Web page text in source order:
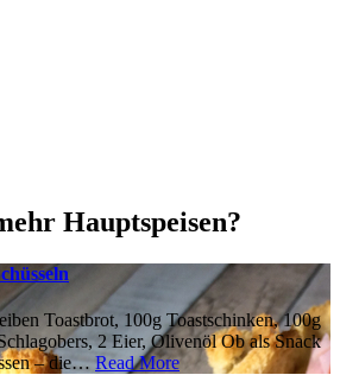
Hauptspeisen?
Toastbrot, 100g Toastschinken, 100g
2 Eier, Olivenöl Ob als Snack
– die… Read More